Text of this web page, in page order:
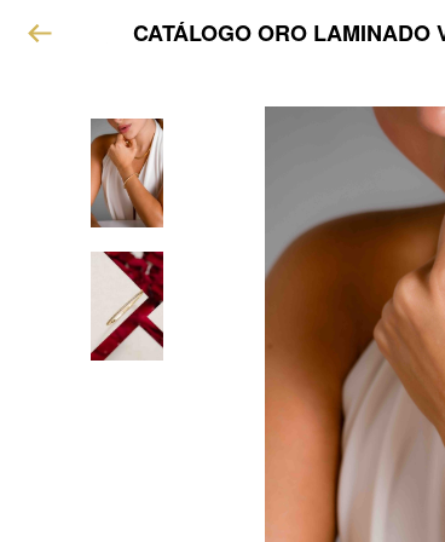
CATÁLOGO ORO LAMINADO